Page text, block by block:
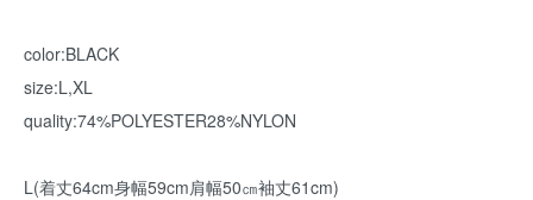
color:BLACK
size:L,XL
quality:74%POLYESTER28%NYLON
L(着丈64cm身幅59cm肩幅50㎝袖丈61cm)